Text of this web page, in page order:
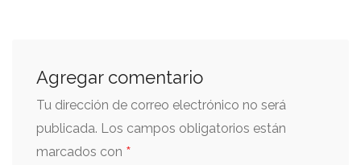
Agregar comentario
Tu dirección de correo electrónico no será
publicada. Los campos obligatorios están
marcados con *